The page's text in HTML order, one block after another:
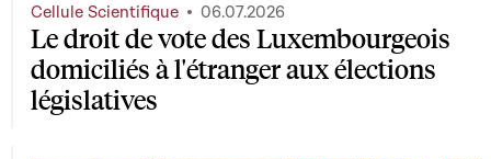
Le droit de vote des Luxembourgeois
domiciliés à l'étranger aux élections
législatives
Cellule Scientifique 06.07.2026